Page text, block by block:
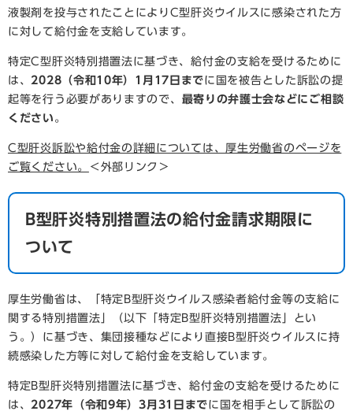
液製剤を投与されたことによりC型肝炎ウイルスに感染された方
に対して給付金を支給しています。
特定C型肝炎特別措置法に基づき、給付金の支給を受けるために
は、 2028（令和10年）1月17日までに国を被告とした訴訟の提
起等を行う必要がありますので、 最寄りの弁護士会などにご相談
ください 。
C型肝炎訴訟や給付金の詳細については、厚生労働省のページを
ご覧ください。
＜外部リンク＞
B型肝炎特別措置法の給付金請求期限に
ついて
厚生労働省は、「特定B型肝炎ウイルス感染者給付金等の支給に
関する特別措置法」（以下「特定B型肝炎特別措置法」とい
う。）に基づき、集団接種などにより直接B型肝炎ウイルスに持
続感染した方等に対して給付金を支給しています。
特定B型肝炎特別措置法に基づき、給付金の支給を受けるために
は、 2027年（令和9年）3月31日までに国を相手として訴訟の